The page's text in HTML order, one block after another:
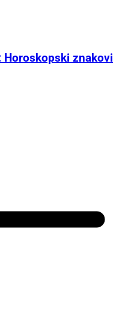
Horoskopski znakovi